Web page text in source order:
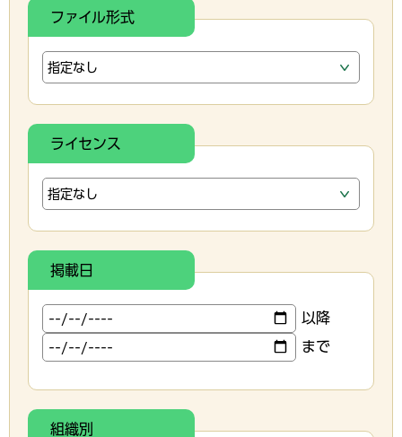
ファイル形式
ライセンス
掲載日
以降
まで
組織別